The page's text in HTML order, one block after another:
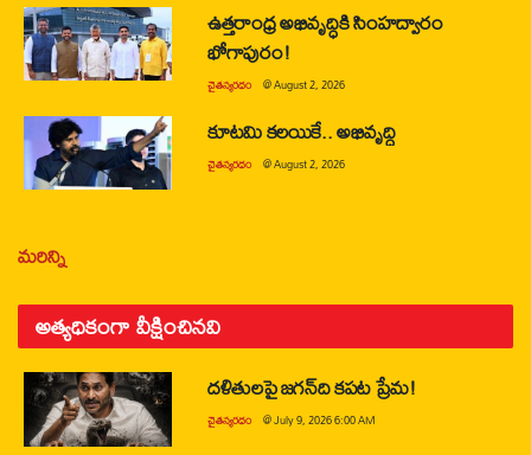
ఉత్తరాంధ్ర అభివృద్ధికి సింహద్వారం
భోగాపురం!
చైతన్యరధం @August 2, 2026
కూటమి కలయికే.. అభివృద్ధి
చైతన్యరధం @August 2, 2026
మరిన్ని
అత్యధికంగా వీక్షించినవి
దళితులపై జగన్‌ది కపట ప్రేమ!
చైతన్యరధం @July 9, 2026 6:00 AM